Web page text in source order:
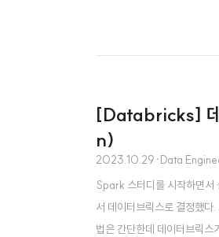
[Databricks]
n)
2023.10.29 ·Data
Spark 스터디를 시작하면서
서 데이터브릭스로 결정했
법은 간단한데 데이터브릭